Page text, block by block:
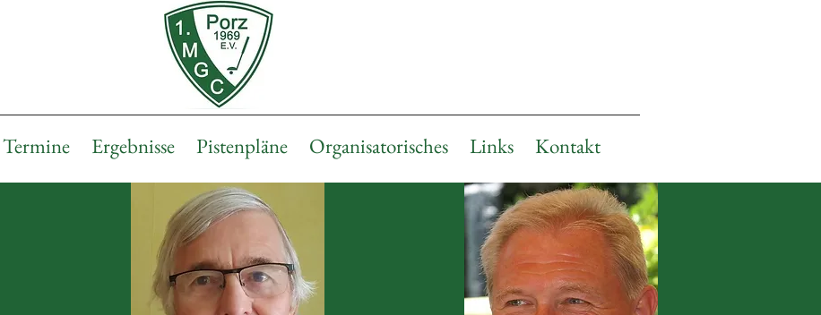
Termine Ergebnisse Pistenpläne Organisatorisches Links Kontakt